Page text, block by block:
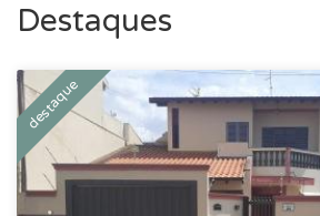
Destaques
destaque